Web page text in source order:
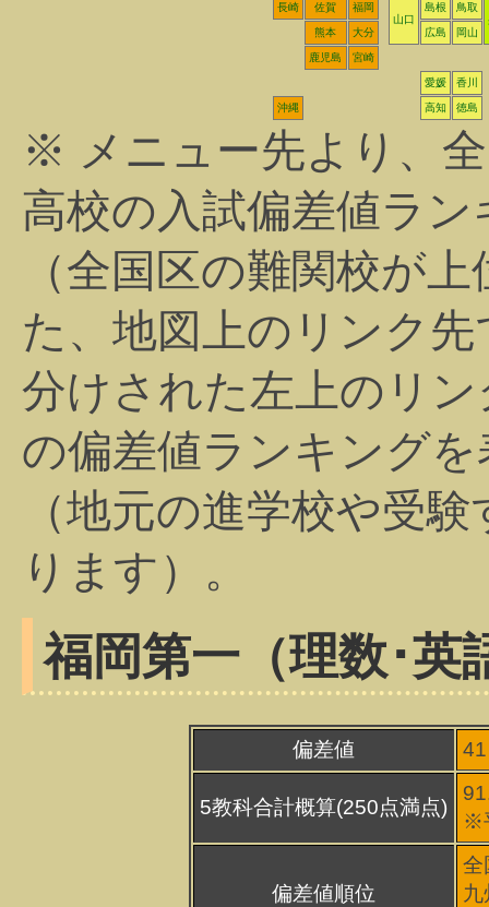
長崎 佐賀
福岡
山口
島根
鳥取
熊本
大分 広島 岡山
鹿児島 宮崎
愛媛 香川
沖縄 高知 徳島
※ メニュー先より、
高校の入試偏差値ラ
（全国区の難関校が
た、地図上のリンク
分けされた左上のリ
の偏差値ランキング
（地元の進学校や受
ります）。
福岡第一（理数･英
偏差値
5教科合計概算(250点満点)
※
偏差値順位
全